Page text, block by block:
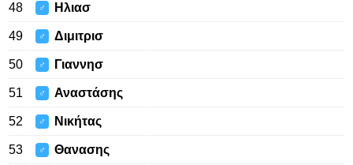
48 ♂ Ηλιασ
49 ♂ Διμιτρισ
50 ♂ Γιαννησ
51 ♂ Αναστάσης
52 ♂ Νικήτας
53 ♂ Θανασης